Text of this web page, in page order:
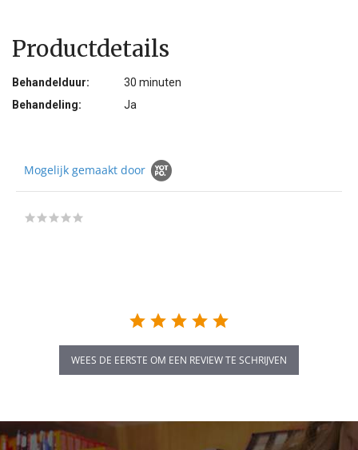
Productdetails
Behandelduur:
30 minuten
Behandeling:
Ja
Mogelijk gemaakt door
WEES DE EERSTE OM EEN REVIEW TE SCHRIJVEN